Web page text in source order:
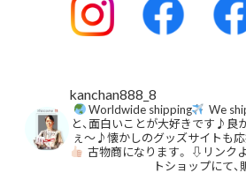
kanchan888_8
Worldwide shipping We
と、面白いことが大好きです♪良
ぇ〜♪懐かしのグッズサイトも
古物商になります。 ⇩リンク
トショップにて、